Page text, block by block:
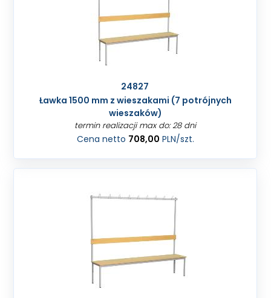
24827
Ławka 1500 mm z wieszakami (7 potrójnych
wieszaków)
termin realizacji max do: 28 dni
Cena netto 708,00 PLN/szt.